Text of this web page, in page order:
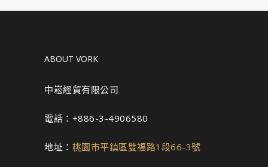
ABOUT VORK
中崧經貿有限公司
電話：+886-3-4906580
地址： 桃園市平鎮區雙福路1段66-3號